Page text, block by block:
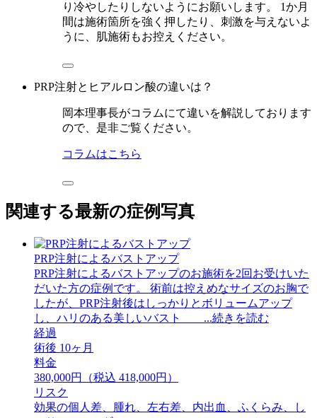
り冷やしたりしないようにお願いします。 1か月
間は施術箇所を強く押したり、刺激を与えないよ
うに、肌施術もお控えください。
PRP注射とヒアルロン酸の違いは？
岡本理事長がコラムにて違いを解説しております
ので、是非ご覧ください。
コラムはこちら
関連する最新の症例写真
PRP注射によるバストアップ
PRP注射によるバストアップのお施術を2回お受けいた
だいた方の症例です。 術前は控えめなサイズのお胸で
したが、PRP注射後はしっかりとボリュームアップ
し、ハリのある美しいバスト ...続きを読む
経過
術後 10ヶ月
料金
380,000円（税込 418,000円）
リスク
効果の個人差、腫れ、左右差、内出血、ふくらみ、し